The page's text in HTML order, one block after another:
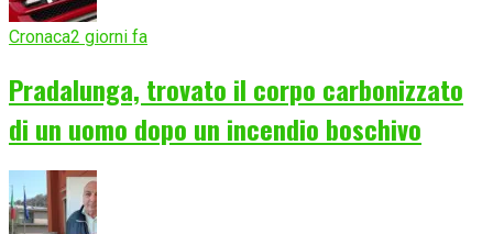
Cronaca2 giorni fa
Pradalunga, trovato il corpo carbonizzato
di un uomo dopo un incendio boschivo